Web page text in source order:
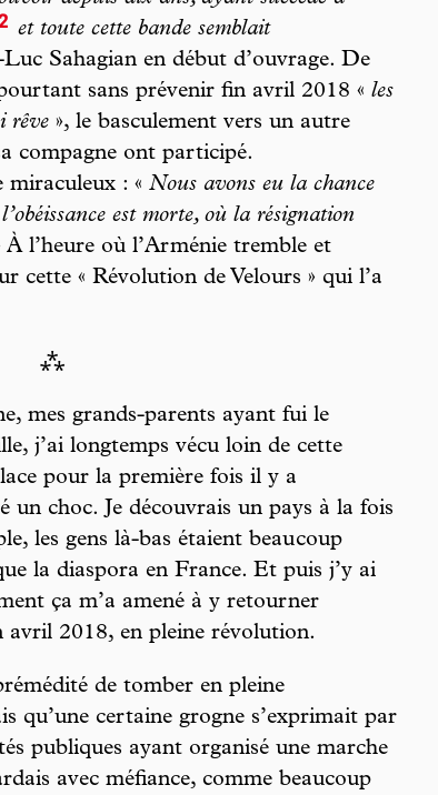
et toute cette bande semblait
Luc Sahagian en début d’ouvrage. De
sans prévenir fin avril 2018 « les
rêve », le basculement vers un autre
compagne ont participé.
miraculeux : « Nous avons eu la chance
est morte, où la résignation
À l’heure où l’Arménie tremble et
cette « Révolution de Velours » qui l’a
⁂
mes grands-parents ayant fui le
j’ai longtemps vécu loin de cette
pour la première fois il y a
un choc. Je découvrais un pays à la fois
les gens là-bas étaient beau coup
la diaspora en France. Et puis j’y ai
ça m’a amené à y retourner
avril 2018, en pleine révolution.
de tomber en pleine
qu’une certaine grogne s’exprimait par
publiques ayant organisé une marche
avec méfiance, comme beaucoup